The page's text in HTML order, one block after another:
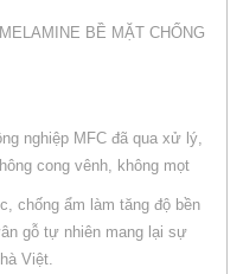
BỀ MẶT CHỐNG
nghiệp MFC đã qua xử lý,
cong vênh, không mọt
chống ẩm làm tăng độ bền
gỗ tự nhiên mang lại sự
Việt.